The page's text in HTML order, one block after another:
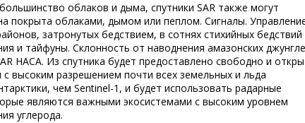
облаков и дыма, спутники SAR также могут
покрыта облаками, дымом или пеплом. Сигналы.
затронутых бедствием, в сотнях стихийных бедствий
и тайфуны. Склонность от наводнения амазонских
НАСА. Из спутника будет предоставлено свободно и
высоким разрешением почти всех земельных и льда
чем Sentinel-1, и будет использовать радарные
являются важными экосистемами с высоким уровнем
углерода.